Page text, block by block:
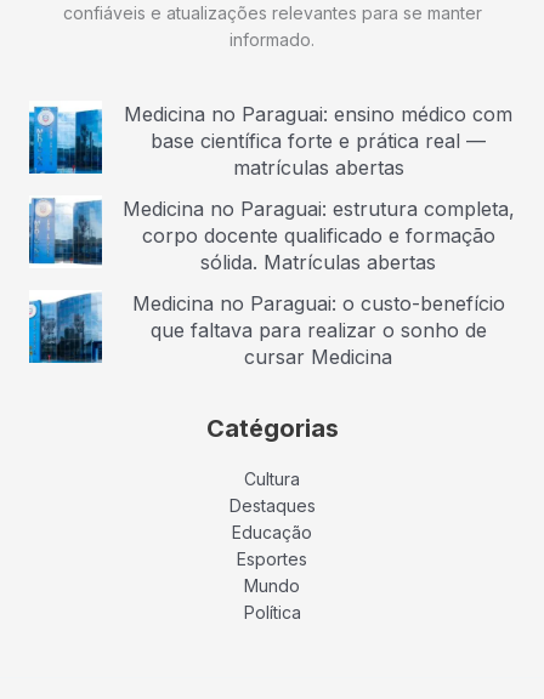
confiáveis e atualizações relevantes para se manter
informado.
Medicina no Paraguai: ensino médico com
base científica forte e prática real —
matrículas abertas
Medicina no Paraguai: estrutura completa,
corpo docente qualificado e formação
sólida. Matrículas abertas
Medicina no Paraguai: o custo-benefício
que faltava para realizar o sonho de
cursar Medicina
Catégorias
Cultura
Destaques
Educação
Esportes
Mundo
Política